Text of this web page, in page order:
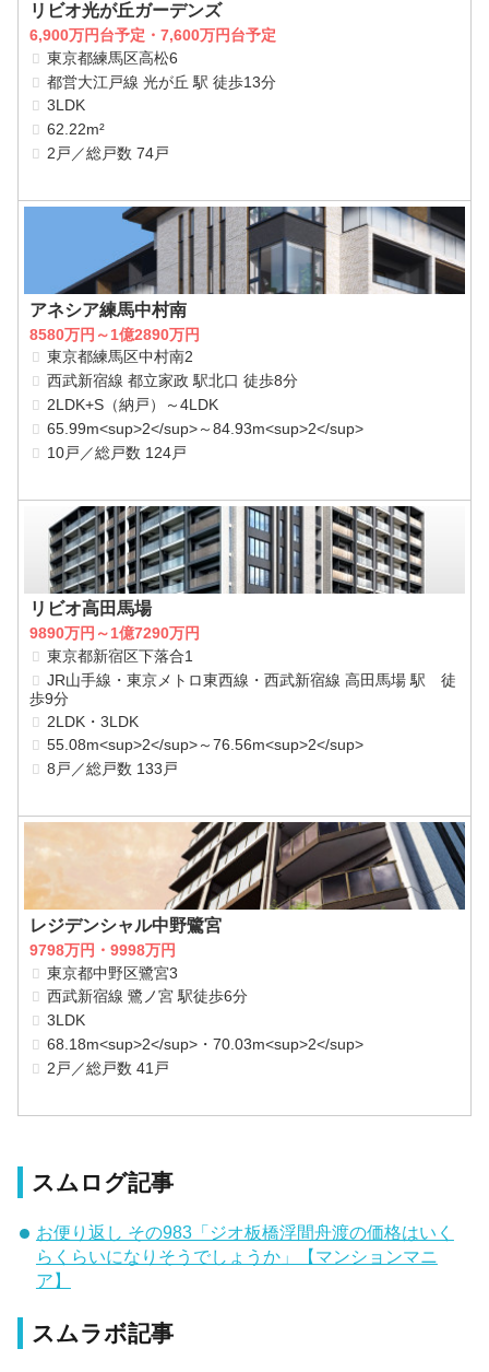
リビオ光が丘ガーデンズ
6,900万円台予定・7,600万円台予定
東京都練馬区高松6
都営大江戸線 光が丘 駅 徒歩13分
3LDK
62.22m²
2戸／総戸数 74戸
アネシア練馬中村南
8580万円～1億2890万円
東京都練馬区中村南2
西武新宿線 都立家政 駅北口 徒歩8分
2LDK+S（納戸）～4LDK
65.99m<sup>2</sup>～84.93m<sup>2</sup>
10戸／総戸数 124戸
リビオ高田馬場
9890万円～1億7290万円
東京都新宿区下落合1
JR山手線・東京メトロ東西線・西武新宿線 高田馬場 駅 徒
歩9分
2LDK・3LDK
55.08m<sup>2</sup>～76.56m<sup>2</sup>
8戸／総戸数 133戸
レジデンシャル中野鷺宮
9798万円・9998万円
東京都中野区鷺宮3
西武新宿線 鷺ノ宮 駅徒歩6分
3LDK
68.18m<sup>2</sup>・70.03m<sup>2</sup>
2戸／総戸数 41戸
スムログ記事
お便り返し その983「ジオ板橋浮間舟渡の価格はいく
らくらいになりそうでしょうか」【マンションマニ
ア】
スムラボ記事